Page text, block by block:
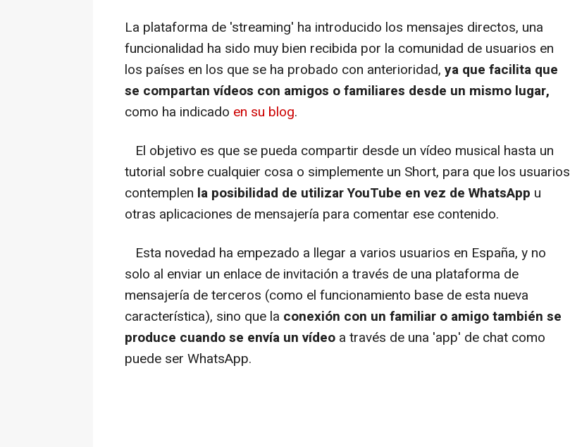
La plataforma de 'streaming' ha introducido los mensajes directos, una
funcionalidad ha sido muy bien recibida por la comunidad de usuarios en
los países en los que se ha probado con anterioridad, ya que facilita que
se compartan vídeos con amigos o familiares desde un mismo lugar,
como ha indicado en su blog.
El objetivo es que se pueda compartir desde un vídeo musical hasta un
tutorial sobre cualquier cosa o simplemente un Short, para que los usuarios
contemplen la posibilidad de utilizar YouTube en vez de WhatsApp u
otras aplicaciones de mensajería para comentar ese contenido.
Esta novedad ha empezado a llegar a varios usuarios en España, y no
solo al enviar un enlace de invitación a través de una plataforma de
mensajería de terceros (como el funcionamiento base de esta nueva
característica), sino que la conexión con un familiar o amigo también se
produce cuando se envía un vídeo a través de una 'app' de chat como
puede ser WhatsApp.